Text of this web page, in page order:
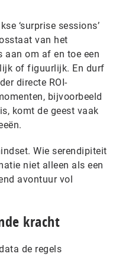
‘surprise sessions’
van het
aan om af en toe een
of figuurlijk. En durf
directe ROI-
bijvoorbeeld
komt de geest vaak
Wie serendipiteit
niet alleen als een
avontuur vol
kracht
de regels